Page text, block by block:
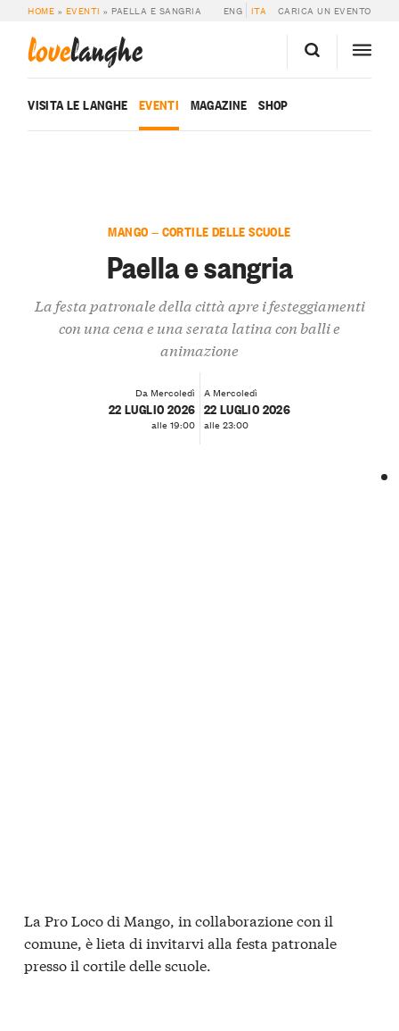
HOME » EVENTI » PAELLA E SANGRIA ENG ITA CARICA UN EVENTO
lovelanghe
VISITA LE LANGHE EVENTI MAGAZINE SHOP
MANGO — CORTILE DELLE SCUOLE
Paella e sangria
La festa patronale della città apre i festeggiamenti
con una cena e una serata latina con balli e
animazione
Da Mercoledì
22 LUGLIO 2026
alle 19:00
A Mercoledì
22 LUGLIO 2026
alle 23:00
La Pro Loco di Mango, in collaborazione con il
comune, è lieta di invitarvi alla festa patronale
presso il cortile delle scuole.